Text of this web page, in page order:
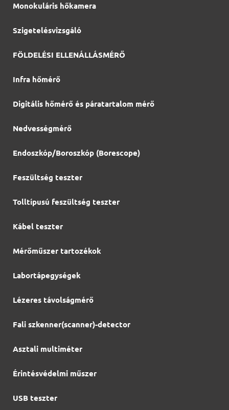
Monokuláris hőkamera
Szigetelésvizsgáló
FÖLDELÉSI ELLENÁLLÁSMÉRŐ
Infra hőmérő
Digitális hőmérő és páratartalom mérő
Nedvességmérő
Endoszkóp/Boroszkóp (Borescope)
Feszültség teszter
Tolltípusú feszültség teszter
Kábel teszter
Mérőműszer tartozékok
Labortápegységek
Lézeres távolságmérő
Fali szkenner(scanner)-detector
Asztali multiméter
Érintésvédelmi műszer
USB teszter